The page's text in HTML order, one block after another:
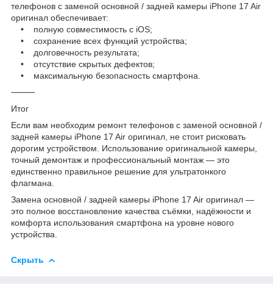
телефонов с заменой основной / задней камеры iPhone 17 Air
оригинал обеспечивает:
• полную совместимость с iOS;
• сохранение всех функций устройства;
• долговечность результата;
• отсутствие скрытых дефектов;
• максимальную безопасность смартфона.
⸻
Итог
Если вам необходим ремонт телефонов с заменой основной /
задней камеры iPhone 17 Air оригинал, не стоит рисковать
дорогим устройством. Использование оригинальной камеры,
точный демонтаж и профессиональный монтаж — это
единственно правильное решение для ультратонкого
флагмана.
Замена основной / задней камеры iPhone 17 Air оригинал —
это полное восстановление качества съёмки, надёжности и
комфорта использования смартфона на уровне нового
устройства.
Скрыть